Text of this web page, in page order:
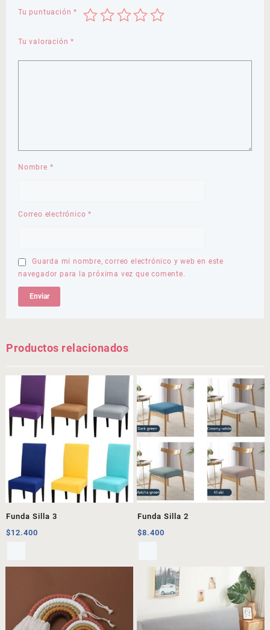
Tu puntuación*
Tu valoración*
Nombre *
Correo electrónico*
Guarda mi nombre, correo electrónico y web en este
navegador para la próxima vez que comente.
Productos relacionados
Funda Silla 3
$12.400
Funda Silla 2
$8.400